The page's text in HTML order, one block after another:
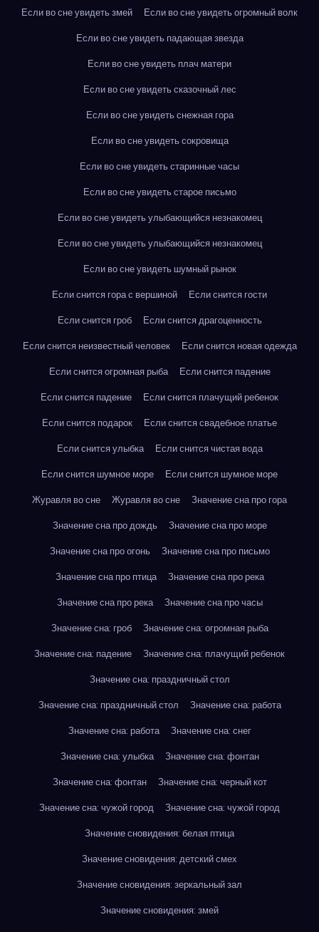
Если во сне увидеть змей
Если во сне увидеть огромный волк
Если во сне увидеть падающая звезда
Если во сне увидеть плач матери
Если во сне увидеть сказочный лес
Если во сне увидеть снежная гора
Если во сне увидеть сокровища
Если во сне увидеть старинные часы
Если во сне увидеть старое письмо
Если во сне увидеть улыбающийся незнакомец
Если во сне увидеть улыбающийся незнакомец
Если во сне увидеть шумный рынок
Если снится гора с вершиной
Если снится гости
Если снится гроб
Если снится драгоценность
Если снится неизвестный человек
Если снится новая одежда
Если снится огромная рыба
Если снится падение
Если снится падение
Если снится плачущий ребенок
Если снится подарок
Если снится свадебное платье
Если снится улыбка
Если снится чистая вода
Если снится шумное море
Если снится шумное море
Журавля во сне
Журавля во сне
Значение сна про гора
Значение сна про дождь
Значение сна про море
Значение сна про огонь
Значение сна про письмо
Значение сна про птица
Значение сна про река
Значение сна про река
Значение сна про часы
Значение сна: гроб
Значение сна: огромная рыба
Значение сна: падение
Значение сна: плачущий ребенок
Значение сна: праздничный стол
Значение сна: праздничный стол
Значение сна: работа
Значение сна: работа
Значение сна: снег
Значение сна: улыбка
Значение сна: фонтан
Значение сна: фонтан
Значение сна: черный кот
Значение сна: чужой город
Значение сна: чужой город
Значение сновидения: белая птица
Значение сновидения: детский смех
Значение сновидения: зеркальный зал
Значение сновидения: змей